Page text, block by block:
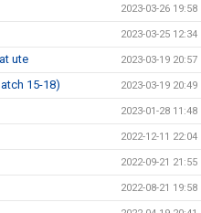
2023-03-26 19:58
2023-03-25 12:34
ute 2023-03-19 20:57
15-18) 2023-03-19 20:49
2023-01-28 11:48
2022-12-11 22:04
2022-09-21 21:55
2022-08-21 19:58